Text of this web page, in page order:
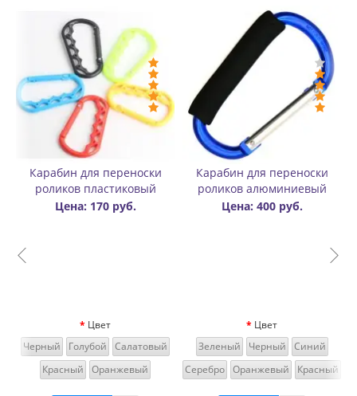
Карабин для переноски
роликов алюминиевый
Цена: 400 руб.
Цвет
Зеленый Черный Синий
Серебро Оранжевый Красный
-Цена: 150 руб.
Бафф утепленный
двухслойный цветной
Цена: 450 руб. Цена: 600
Купить